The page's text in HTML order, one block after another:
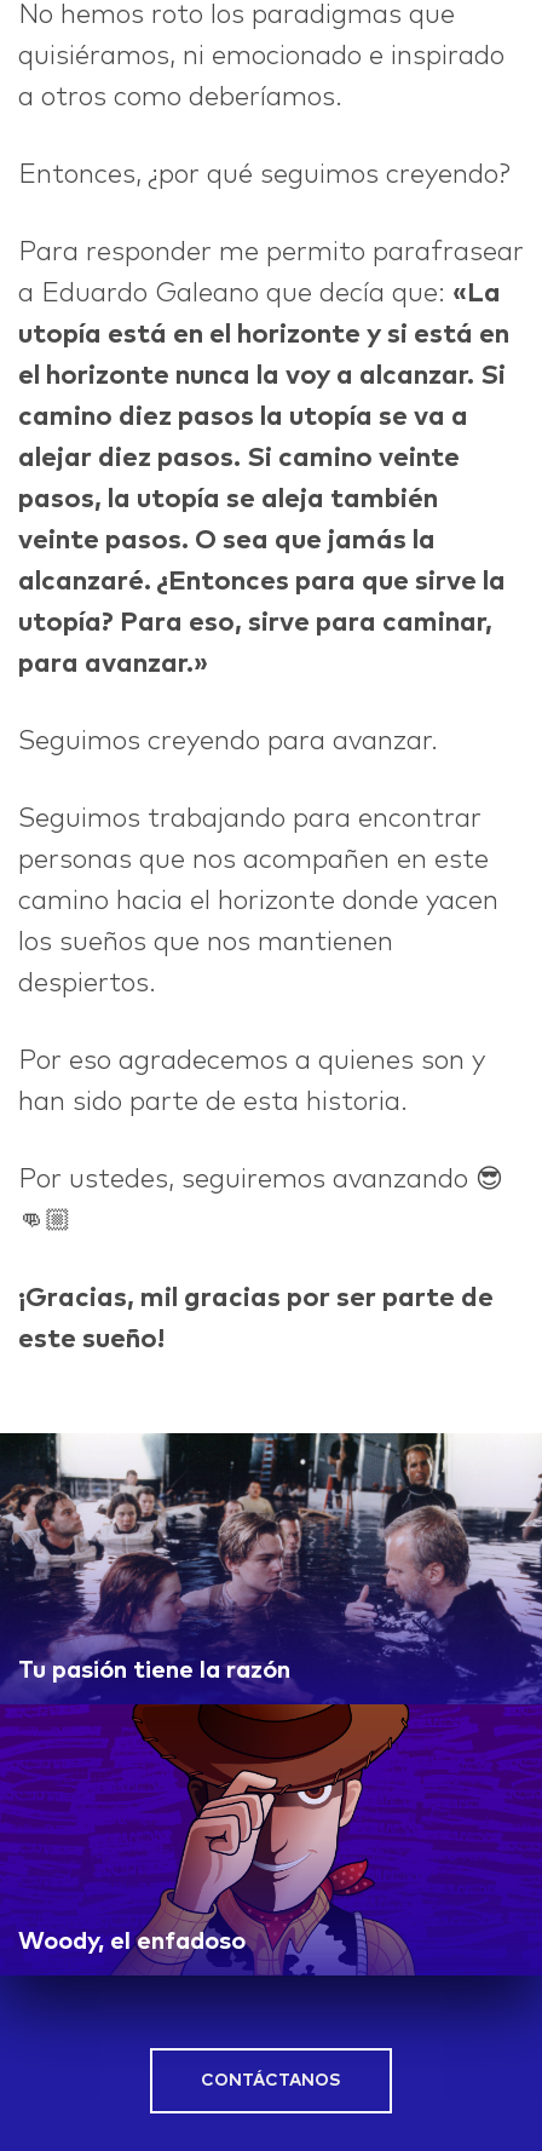
No hemos roto los paradigmas que
quisiéramos, ni emocionado e inspirado
a otros como deberíamos.
Entonces, ¿por qué seguimos creyendo?
Para responder me permito parafrasear
a Eduardo Galeano que decía que: «La
utopía está en el horizonte y si está en
el horizonte nunca la voy a alcanzar. Si
camino diez pasos la utopía se va a
alejar diez pasos. Si camino veinte
pasos, la utopía se aleja también
veinte pasos. O sea que jamás la
alcanzaré. ¿Entonces para que sirve la
utopía? Para eso, sirve para caminar,
para avanzar.»
Seguimos creyendo para avanzar.
Seguimos trabajando para encontrar
personas que nos acompañen en este
camino hacia el horizonte donde yacen
los sueños que nos mantienen
despiertos.
Por eso agradecemos a quienes son y
han sido parte de esta historia.
Por ustedes, seguiremos avanzando 😎
👊🏼
¡Gracias, mil gracias por ser parte de
este sueño!
Tu pasión tiene la razón
Woody, el enfadoso
CONTÁCTANOS